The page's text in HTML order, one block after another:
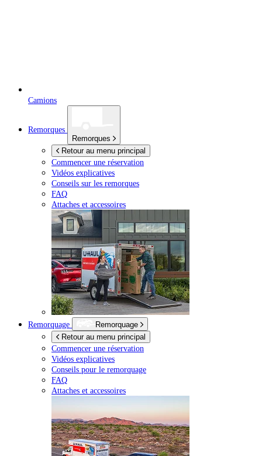
Camions
Remorques
Remorques
Retour au menu principal
Commencer une réservation
Vidéos explicatives
Conseils sur les remorques
FAQ
Attaches et accessoires
Remorquage
Remorquage
Retour au menu principal
Commencer une réservation
Vidéos explicatives
Conseils pour le remorquage
FAQ
Attaches et accessoires